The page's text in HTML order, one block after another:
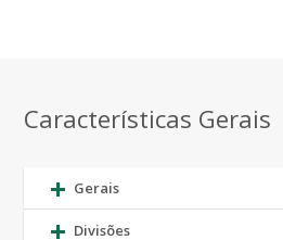
Características Gerais
Gerais
Divisões